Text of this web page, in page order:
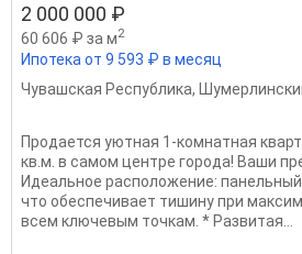
2 000 000 ₽
60 606 ₽ за м2
Ипотека от 9 593 ₽ в месяц
Чувашская Республика,
Продается уютная 1-комнатная
кв.м. в самом центре города! Ваши
Идеальное расположение:
что обеспечивает тишину при
всем ключевым точкам. * Развитая...